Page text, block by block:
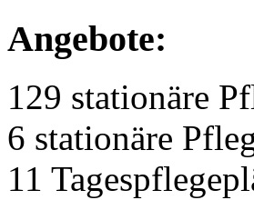
Angebote:
129 stationäre
6 stationäre
11